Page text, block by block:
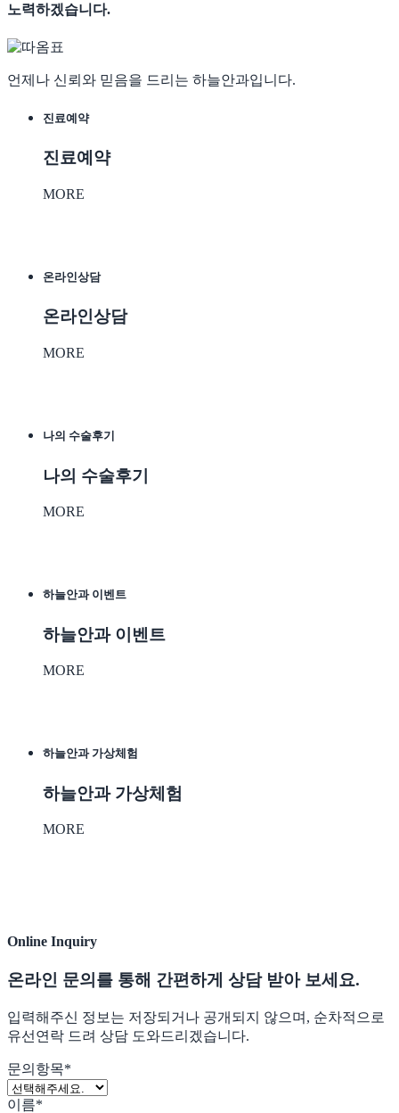
노력하겠습니다.
언제나 신뢰와 믿음을 드리는 하늘안과입니다.
진료예약
진료예약
MORE
온라인상담
온라인상담
MORE
나의 수술후기
나의 수술후기
MORE
하늘안과 이벤트
하늘안과 이벤트
MORE
하늘안과 가상체험
하늘안과 가상체험
MORE
Online Inquiry
온라인 문의를 통해 간편하게 상담 받아 보세요.
입력해주신 정보는 저장되거나 공개되지 않으며, 순차적으로
유선연락 드려 상담 도와드리겠습니다.
문의항목*
이름*